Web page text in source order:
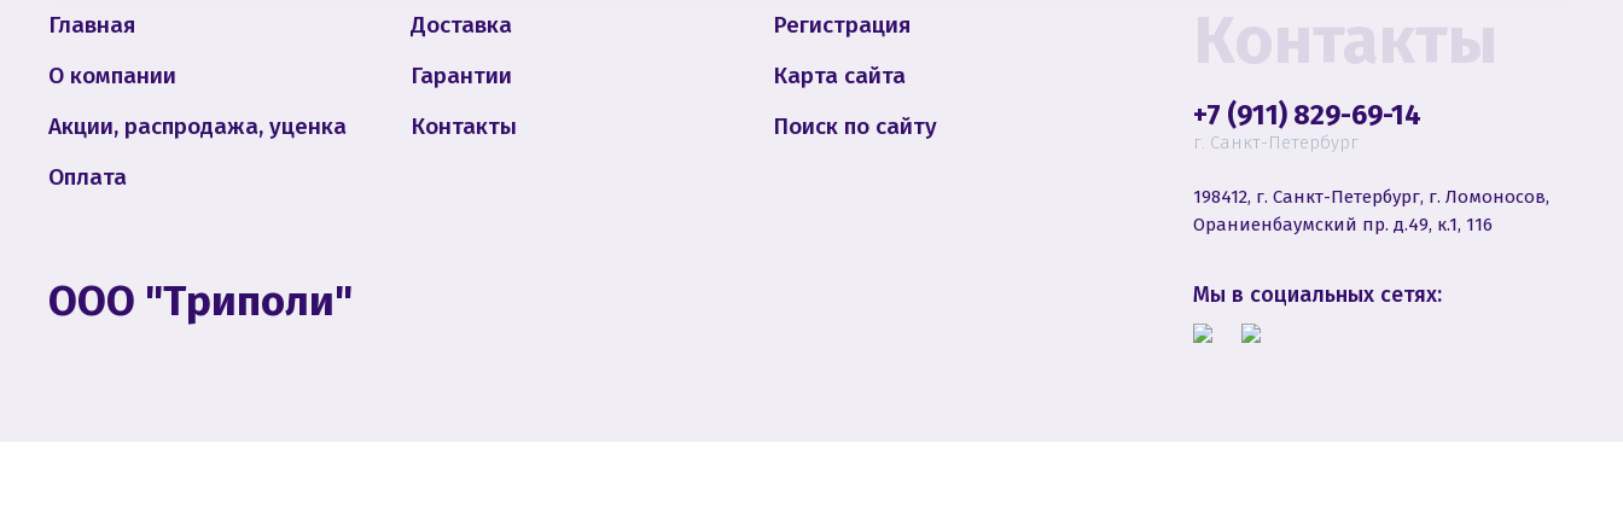
Главная
О компании
Акции, распродажа, уценка
Оплата
Доставка
Гарантии
Контакты
Регистрация
Карта сайта
Поиск по сайту
ООО "Триполи"
Контакты
+7 (911) 829-69-14
г. Санкт-Петербург
198412, г. Санкт-Петербург, г. Ломоносов,
Ораниенбаумский пр. д.49, к.1, 116
Мы в социальных сетях: